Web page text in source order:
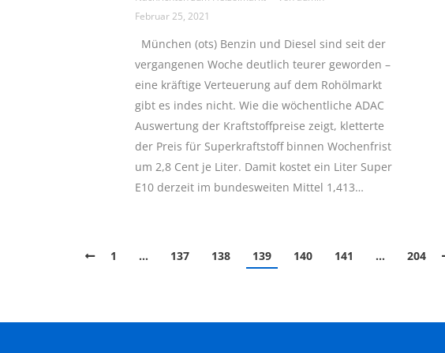
Februar 25, 2021
München (ots) Benzin und Diesel sind seit der
vergangenen Woche deutlich teurer geworden –
eine kräftige Verteuerung auf dem Rohölmarkt
gibt es indes nicht. Wie die wöchentliche ADAC
Auswertung der Kraftstoffpreise zeigt, kletterte
der Preis für Superkraftstoff binnen Wochenfrist
um 2,8 Cent je Liter. Damit kostet ein Liter Super
E10 derzeit im bundesweiten Mittel 1,413…
1 … 137 138 139 140 141 … 204